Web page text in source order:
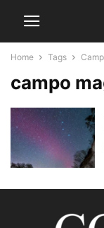
Home Tags
campo